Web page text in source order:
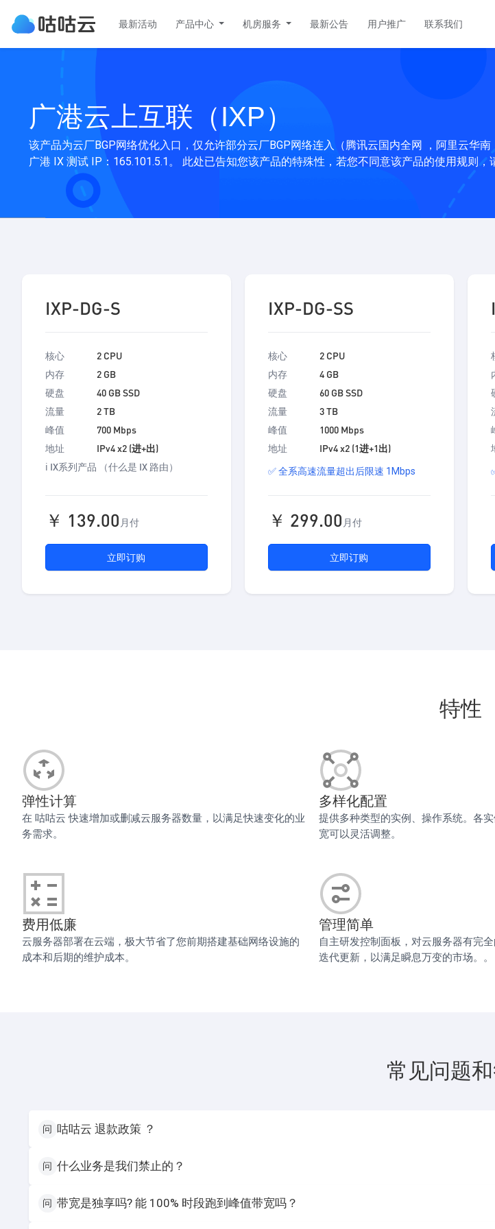
最新活动 产品中心
物理服务器
轻量云服务器
上海BGP多线至日本东京专线
广港云上互联（IXP）
广港云上互联（IXP）
沪日云上互联（IXP）
沪日云上互联（IXP）
网精品网
机房服务 最新公告 用户推广 联系我们
广港云上互联（IXP）
该产品为云厂BGP网络优化入口，仅允许部分云厂BGP网络连入（腾讯云国内全网 ，阿里云华南
广港 IX 测试 IP：165.101.5.1。 此处已告知您该产品的特殊性，若您不同意该产品的使用规则，
IXP-DG-S
核心
2 CPU
内存
2 GB
硬盘
40 GB SSD
流量
2 TB
峰值
700 Mbps
地址
IPv4 x2 (进+出)
ℹ️ IX系列产品
（什么是 IX 路由）
￥ 139.00 月付
立即订购
IXP-DG-SS
核心
2 CPU
内存
4 GB
硬盘
60 GB SSD
流量
3 TB
峰值
1000 Mbps
地址
IPv4 x2 (1进+1出)
✅ 全系高速流量超出后限速 1Mbps
￥ 299.00 月付
立即订购
特性
弹性计算
在 咕咕云 快速增加或删减云服务器数量，以满足快速变化的业
务需求。
多样化配置
提供多种类型的实例、操作系统。各
宽可以灵活调整。
费用低廉
云服务器部署在云端，极大节省了您前期搭建基础网络设施的
成本和后期的维护成本。
管理简单
自主研发控制面板，对云服务器有完
迭代更新，以满足瞬息万变的市场。。
常见问题
问 咕咕云 退款政策 ？
问 什么业务是我们禁止的？
问 带宽是独享吗? 能 100% 时段跑到峰值带宽吗？